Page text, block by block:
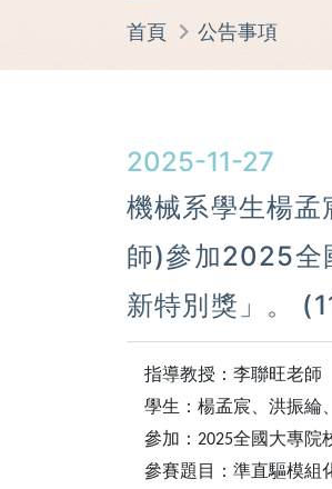
首頁 公告事項
2025-11-27
機械系學生楊
師)參加2025全
新特別獎」。
指導教授：李聯旺老師
學生：楊孟宸、洪振綸
參加： 2025全國大專院
參賽題目：準直驅模組